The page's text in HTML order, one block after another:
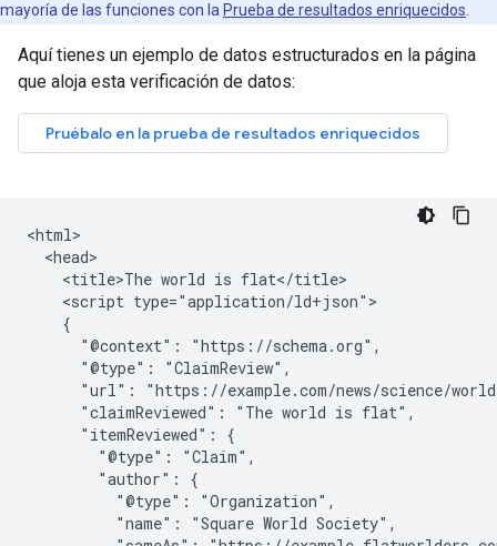
mayoría de las funciones con la Prueba de resultados enriquecidos
Aquí tienes un ejemplo de datos estructurados en la página
que aloja esta verificación de datos:
<html>
  <head>
    <title>The world is flat</title>
    <script type="application/ld+json">
    {
      "@context": "https://schema.org",
      "@type": "ClaimReview",
"url": "https://example.com/news/science/
      "claimReviewed": "The world is flat",
      "itemReviewed": {
        "@type": "Claim",
        "author": {
          "@type": "Organization",
          "name": "Square World Society",